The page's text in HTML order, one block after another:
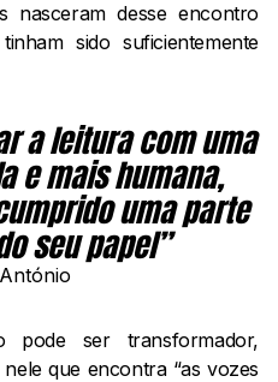
nasceram desse encontro
sido suficientemente
a leitura com uma
e mais humana,
uma parte
seu papel”
ser transformador,
que encontra “as vozes